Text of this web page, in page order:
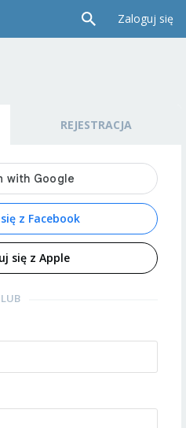
Zaloguj się
REJESTRACJA
z Facebook
się z Apple
LUB